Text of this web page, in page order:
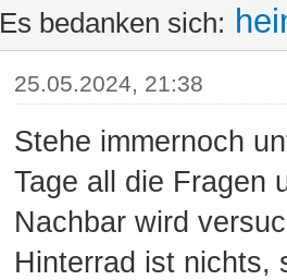
Es bedanken sich:
25.05.2024, 21:38
Stehe immernoch
Tage all die Fragen
Nachbar wird
Hinterrad ist nichts,